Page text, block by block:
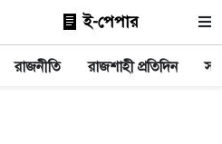
ই-পেপার
রাজনীতি রাজশাহী প্রতিদিন